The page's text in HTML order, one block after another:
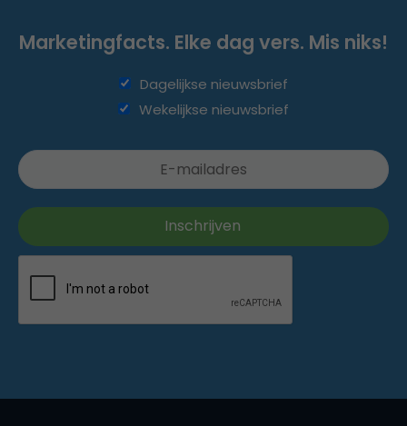
Marketingfacts. Elke dag vers. Mis niks!
Dagelijkse nieuwsbrief
Wekelijkse nieuwsbrief